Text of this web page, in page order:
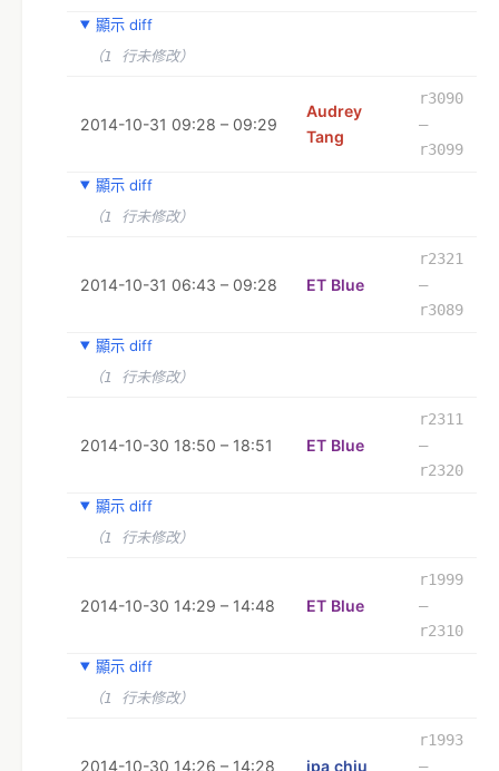
顯示 diff
（1 行未修改）
2014-10-31 09:28 – 09:29
Audrey
Tang
r3090
–
r3099
顯示 diff
（1 行未修改）
2014-10-31 06:43 – 09:28 ET Blue
r2321
–
r3089
顯示 diff
（1 行未修改）
2014-10-30 18:50 – 18:51 ET Blue
r2311
–
r2320
顯示 diff
（1 行未修改）
2014-10-30 14:29 – 14:48 ET Blue
r1999
–
r2310
顯示 diff
（1 行未修改）
2014-10-30 14:26 – 14:28 ipa chiu
r1993
–